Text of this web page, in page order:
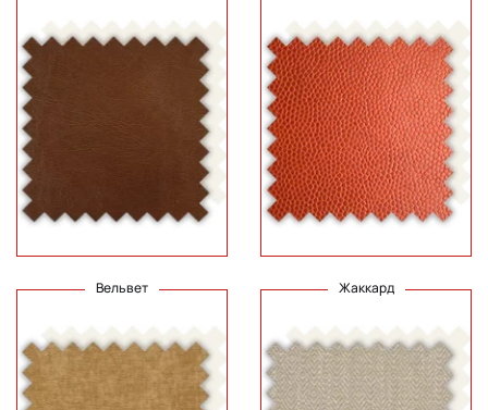
Вельвет Жаккард